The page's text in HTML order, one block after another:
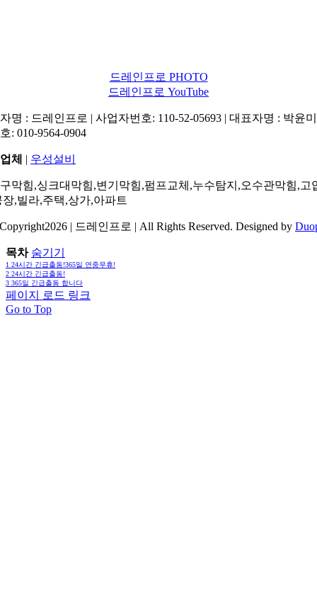
드레인프로 PHOTO
드레인프로 YouTube
명 : 드레인프로 | 사업자번호: 110-52-05693 | 대표자명 : 박윤
: 010-9564-0904
체 | 우성설비
막힘,싱크대막힘,변기막힘,펌프교체,누수탐지,오수관막힘,고
장,빌라,주택,상가,아파트
| 드레인프로 | All Rights Reserved. Designed by
목차 숨기기
1 24시간 긴급출동!365일 연중무휴!
2 24시간 긴급출동!
3 365일 긴급출동 합니다
페이지 로드 링크
Go to Top